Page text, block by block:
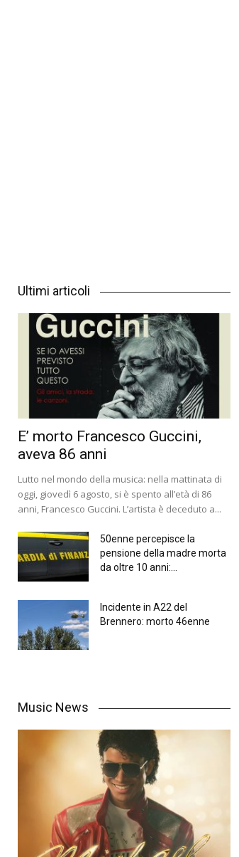
Ultimi articoli
E’ morto Francesco Guccini,
aveva 86 anni
Lutto nel mondo della musica: nella mattinata di
oggi, giovedì 6 agosto, si è spento all’età di 86
anni, Francesco Guccini. L’artista è deceduto a...
50enne percepisce la
pensione della madre morta
da oltre 10 anni:...
Incidente in A22 del
Brennero: morto 46enne
Music News